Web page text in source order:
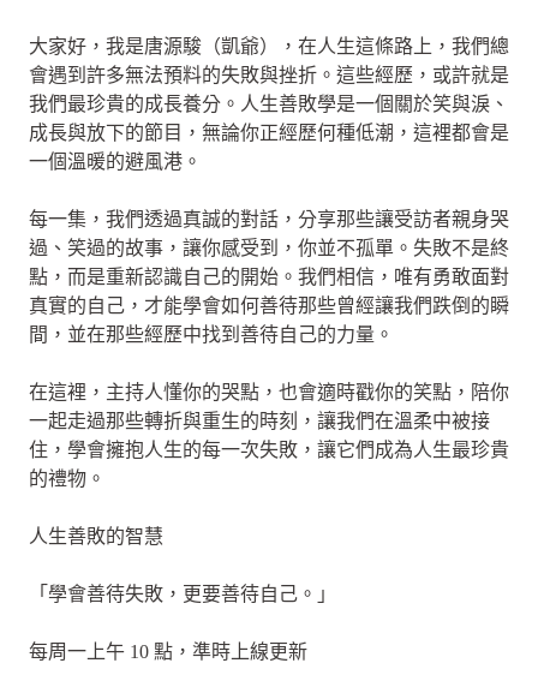
大家好，我是唐源駿（凱爺），在人生這條路上，我們總
會遇到許多無法預料的失敗與挫折。這些經歷，或許就是
我們最珍貴的成長養分。人生善敗學是一個關於笑與淚、
成長與放下的節目，無論你正經歷何種低潮，這裡都會是
一個溫暖的避風港。
每一集，我們透過真誠的對話，分享那些讓受訪者親身哭
過、笑過的故事，讓你感受到，你並不孤單。失敗不是終
點，而是重新認識自己的開始。我們相信，唯有勇敢面對
真實的自己，才能學會如何善待那些曾經讓我們跌倒的瞬
間，並在那些經歷中找到善待自己的力量。
在這裡，主持人懂你的哭點，也會適時戳你的笑點，陪你
一起走過那些轉折與重生的時刻，讓我們在溫柔中被接
住，學會擁抱人生的每一次失敗，讓它們成為人生最珍貴
的禮物。
人生善敗的智慧
「學會善待失敗，更要善待自己。」
每周一上午 10 點，準時上線更新